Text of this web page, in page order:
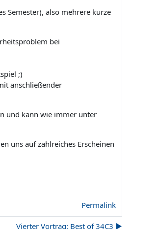
Semester), also mehrere kurze
bei
;)
anschließender
und kann wie immer unter
uns auf zahlreiches Erscheinen
Permalink
Vierter Vortrag: Best of 34C3 ▶︎